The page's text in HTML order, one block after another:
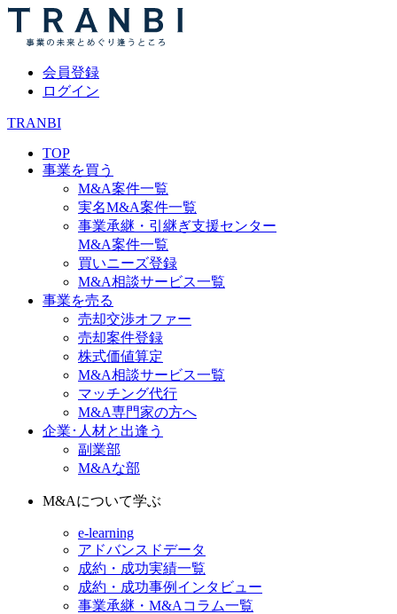
会員登録
ログイン
TRANBI
TOP
事業を買う
M&A案件一覧
実名M&A案件一覧
事業承継・引継ぎ支援センター
M&A案件一覧
買いニーズ登録
M&A相談サービス一覧
事業を売る
売却交渉オファー
売却案件登録
株式価値算定
M&A相談サービス一覧
マッチング代行
M&A専門家の方へ
企業･人材と出逢う
副業部
M&Aな部
M&Aについて学ぶ
e-learning
アドバンスドデータ
成約・成功実績一覧
成約・成功事例インタビュー
事業承継・M&Aコラム一覧